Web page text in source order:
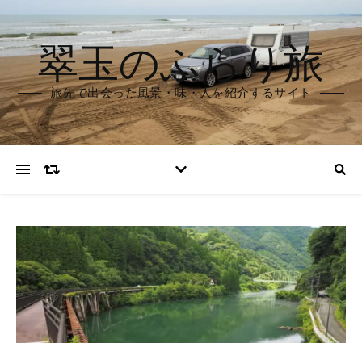
翠玉のふらり旅
旅先で出会った風景・味・人を紹介するサイト